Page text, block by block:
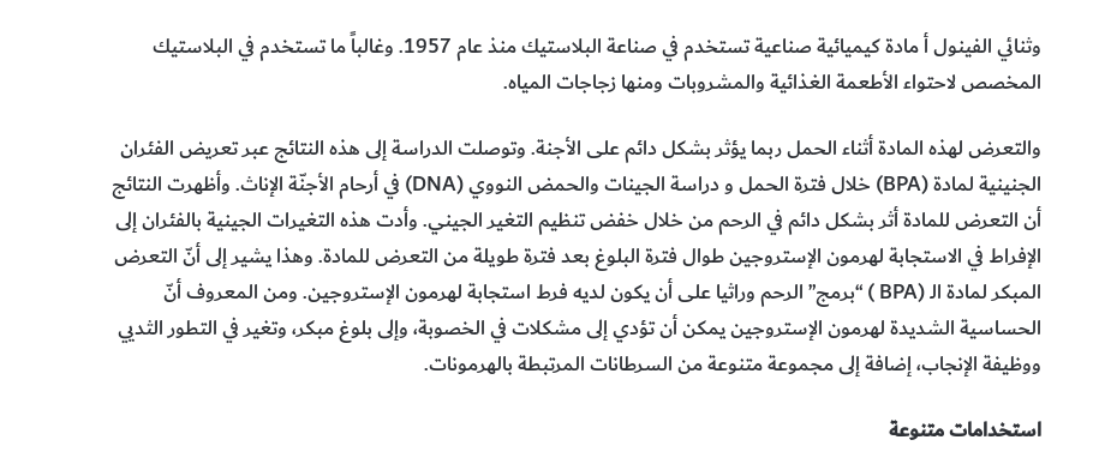
وثنائي الفينول أ مادة كيميائية صناعية تستخدم في صناعة البلاستيك منذ عام 1957. وغالباً ما تستخدم في البلاستيك
المخصص لاحتواء الأطعمة الغذائية والمشروبات ومنها زجاجات المياه.
والتعرض لهذه المادة أثناء الحمل ربما يؤثر بشكل دائم على الأجنة. وتوصلت الدراسة إلى هذه النتائج عبر تعريض الفئران
الجنينية لمادة (BPA) خلال فترة الحمل و دراسة الجينات والحمض النووي (DNA) في أرحام الأجنّة الإناث. وأظهرت النتائج
أن التعرض للمادة أثر بشكل دائم في الرحم من خلال خفض تنظيم التغير الجيني. وأدت هذه التغيرات الجينية بالفئران إلى
الإفراط في الاستجابة لهرمون الإستروجين طوال فترة البلوغ بعد فترة طويلة من التعرض للمادة. وهذا يشير إلى أنّ التعرض
المبكر لمادة الـ (BPA ) “برمج” الرحم وراثيا على أن يكون لديه فرط استجابة لهرمون الإستروجين. ومن المعروف أنّ
الحساسية الشديدة لهرمون الإستروجين يمكن أن تؤدي إلى مشكلات في الخصوبة، وإلى بلوغ مبكر، وتغير في التطور الثديي
ووظيفة الإنجاب، إضافة إلى مجموعة متنوعة من السرطانات المرتبطة بالهرمونات.
استخدامات متنوعة